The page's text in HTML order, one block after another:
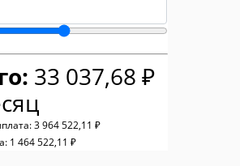
33 037,68 ₽
3 964 522,11 ₽
1 464 522,11 ₽